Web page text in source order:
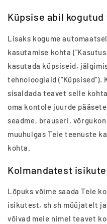
Küpsise abil kogutud
Lisaks kogume
kasutamise kohta
kasutada küpsiseid,
tehnoloogiaid ("Küpsised").
sisaldada teavet selle
oma kontole juurde
seadme, brauseri,
muuhulgas Teie teenuste
kohta.
Kolmandatest
Lõpuks võime saada Teie
isikutest, sh sh müüjatelt
võivad meie nimel teavet